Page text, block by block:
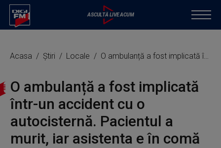
Acasa Știri Locale O ambulanță a fost implicată într-un accident cu o autocisternă. Pacientul a murit, iar asistenta e în comă
O ambulanță a fost implicată
într-un accident cu o
autocisternă. Pacientul a
murit, iar asistenta e în comă